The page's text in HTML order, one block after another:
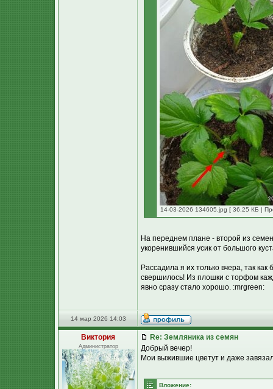
14-03-2026 134605.jpg [ 36.25 КБ |
На переднем плане - второй из
укоренившийся усик от большого
Рассадила я их только вчера, так
свершилось! Из плошки с торфом
явно сразу стало хорошо. :mrgreen:
14 мар 2026 14:03
Виктория
Администратор
Re: Земляника из семян
Добрый вечер!
Мои выжившие цветут и даже
Вложение: